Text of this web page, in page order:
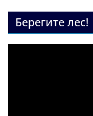
Берегите лес!